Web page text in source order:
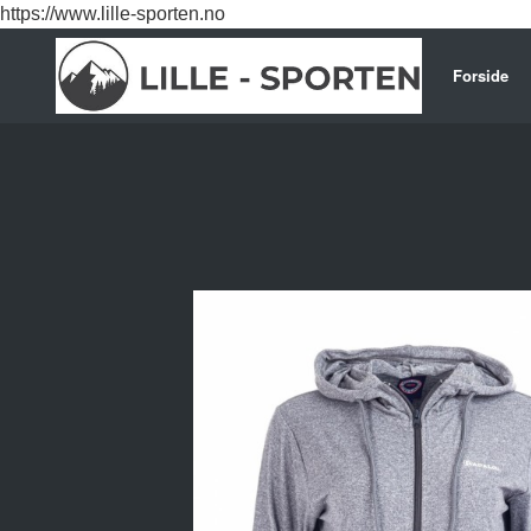
https://www.lille-sporten.noGå
til
innholdet
Forside